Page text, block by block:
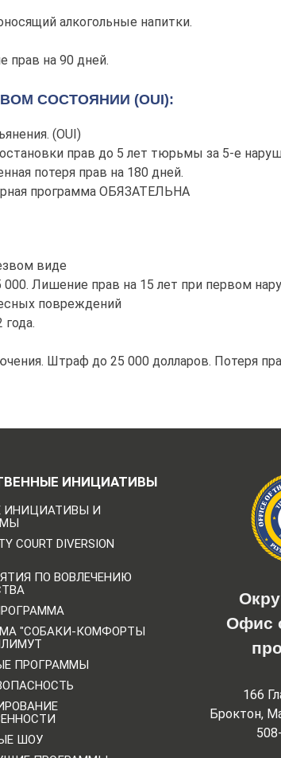
алкогольные напитки.
прав на 90 дней.
СОСТОЯНИИ (OUI):
(OUI)
прав до 5 лет тюрьмы за 5-е
потеря прав на 180 дней.
программа ОБЯЗАТЕЛЬНА
виде
Лишение прав на 15 лет при первом
повреждений
Штраф до 25 000 долларов. Потеря
ИНИЦИАТИВЫ
ИНИЦИАТИВЫ И
COURT DIVERSION
ПО ВОВЛЕЧЕНИЮ
"СОБАКИ-КОМФОРТЫ
ПРОГРАММЫ
ШОУ
Офис
166
Броктон,